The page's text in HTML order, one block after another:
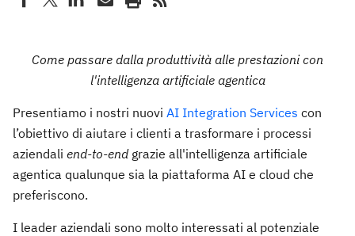
Come passare dalla produttività alle prestazioni con
l'intelligenza artificiale agentica
Presentiamo i nostri nuovi AI Integration Services con
l’obiettivo di aiutare i clienti a trasformare i processi
aziendali end-to-endgrazie all'intelligenza artificiale
agentica qualunque sia la piattaforma AI e cloud che
preferiscono.
I leader aziendali sono molto interessati al potenziale